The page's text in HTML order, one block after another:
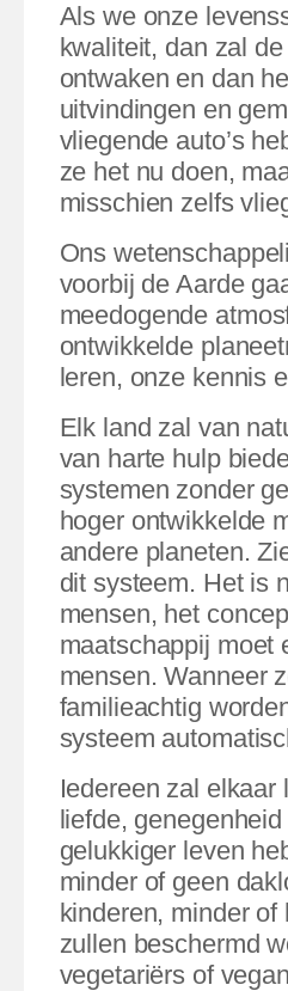
Als we onze
kwaliteit, dan zal
ontwaken en dan
uitvindingen en
vliegende auto’s
ze het nu doen,
misschien zelfs
Ons
voorbij de Aarde
meedogende
ontwikkelde
leren, onze kennis
Elk land zal van
van harte hulp
systemen zonder
hoger ontwikkelde
andere planeten.
dit systeem. Het is
mensen, het
maatschappij moet
mensen. Wanneer
familieachtig
systeem
Iedereen zal
liefde,
gelukkiger leven
minder of geen
kinderen, minder
zullen beschermd
vegetariërs of